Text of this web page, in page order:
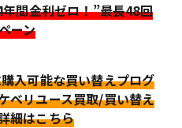
間金利ゼロ！”最長48回
ーン
入可能な買い替えプログ
ベリユース買取/買い替え
細はこちら